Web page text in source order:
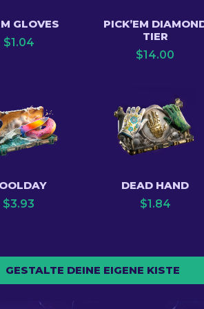
GLOVES
$1.04
PICK’EM
TIER
$14.00
$3.93
DEAD HAND
$1.84
GESTALTE DEINE EIGENE KISTE